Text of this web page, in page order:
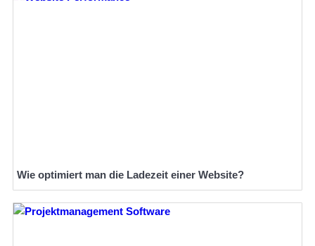
Wie optimiert man die Ladezeit einer Website?